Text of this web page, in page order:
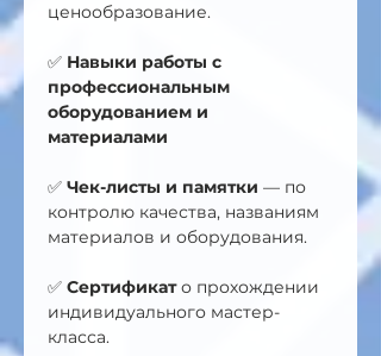
ценообразование.
✅ Навыки работы с
профессиональным
оборудованием и
материалами
✅ Чек-листы и памятки — по
контролю качества, названиям
материалов и оборудования.
✅ Сертификат о прохождении
индивидуального мастер-
класса.